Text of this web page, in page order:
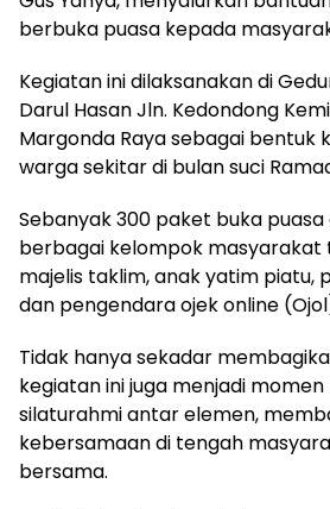
berbuka puasa kepada
Kegiatan ini dilaksanakan di
Darul Hasan Jln. Kedondong
Margonda Raya sebagai bentuk
warga sekitar di bulan suci
Sebanyak 300 paket buka
berbagai kelompok
majelis taklim, anak yatim piatu,
dan pengendara ojek online
Tidak hanya sekadar
kegiatan ini juga menjadi
silaturahmi antar elemen,
kebersamaan di tengah
bersama.